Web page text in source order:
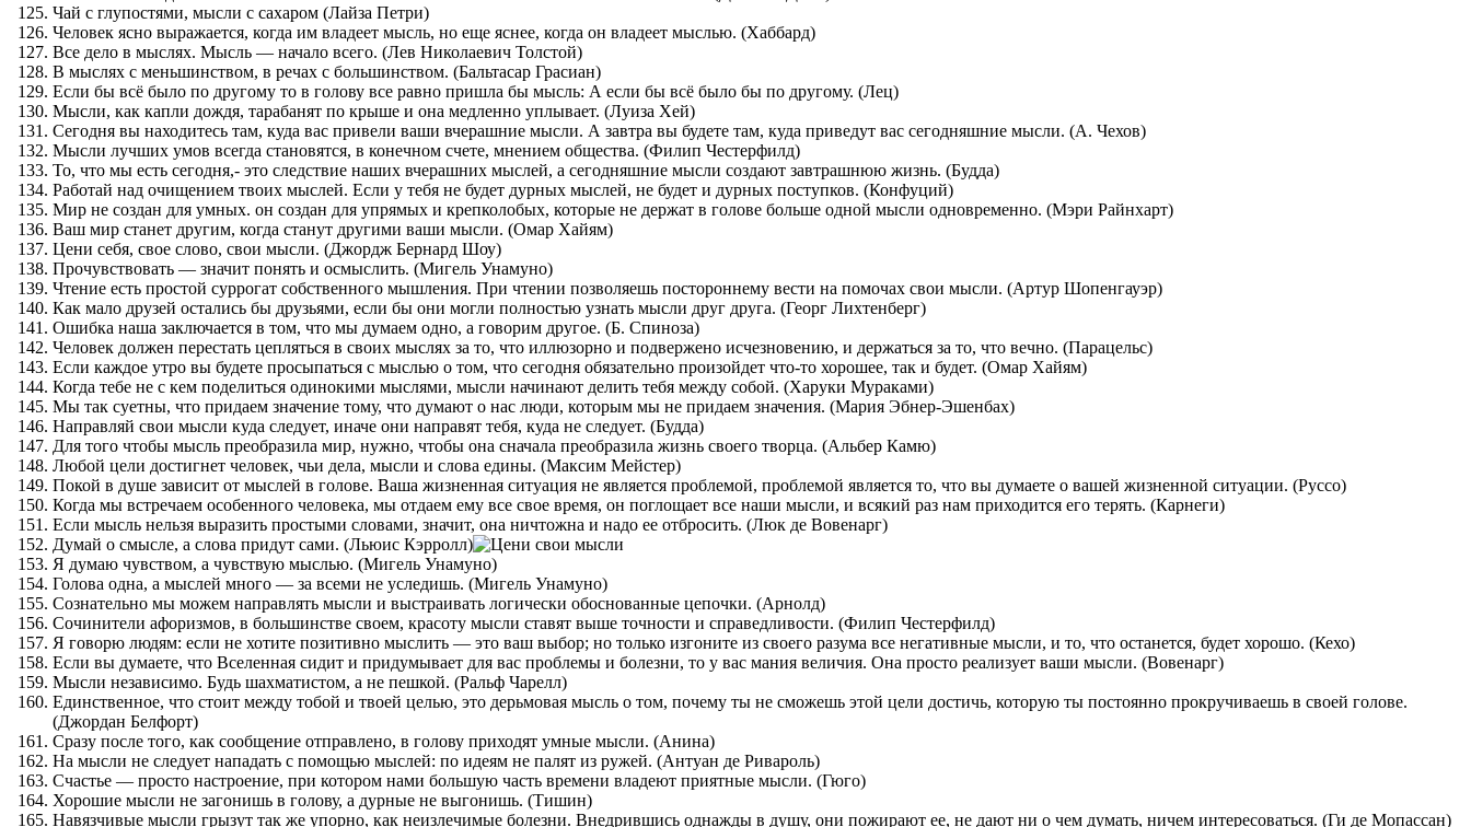
Чай с глупостями, мысли с сахаром (Лайза Петри)
Человек ясно выражается, когда им владеет мысль, но еще яснее, когда он владеет мыслью. (Хаббард)
Все дело в мыслях. Мысль — начало всего. (Лев Николаевич Толстой)
В мыслях с меньшинством, в речах с большинством. (Бальтасар Грасиан)
Если бы всё было по другому то в голову все равно пришла бы мысль: А если бы всё было бы по другому. (Лец)
Мысли, как капли дождя, тарабанят по крыше и она медленно уплывает. (Луиза Хей)
Сегодня вы находитесь там, куда вас привели ваши вчерашние мысли. А завтра вы будете там, куда приведут вас сегодняшние мысли. (А. Чехов)
Мысли лучших умов всегда становятся, в конечном счете, мнением общества. (Филип Честерфилд)
То, что мы есть сегодня,- это следствие наших вчерашних мыслей, а сегодняшние мысли создают завтрашнюю жизнь. (Будда)
‎Работай над очищением твоих мыслей. Если у тебя не будет дурных мыслей, не будет и дурных поступков. (Конфуций)
Мир не создан для умных. он создан для упрямых и крепколобых, которые не держат в голове больше одной мысли одновременно. (Мэри Райнхарт)
Ваш мир станет другим, когда станут другими ваши мысли. (Омар Хайям)
Цени себя, свое слово, свои мысли. (Джордж Бернард Шоу)
Прочувствовать — значит понять и осмыслить. (Мигель Унамуно)
Чтение есть простой суррогат собственного мышления. При чтении позволяешь постороннему вести на помочах свои мысли. (Артур Шопенгауэр)
Как мало друзей остались бы друзьями, если бы они могли полностью узнать мысли друг друга. (Георг Лихтенберг)
Ошибка наша заключается в том, что мы думаем одно, а говорим другое. (Б. Спиноза)
Человек должен перестать цепляться в своих мыслях за то, что иллюзорно и подвержено исчезновению, и держаться за то, что вечно. (Парацельс)
Если каждое утро вы будете просыпаться с мыслью о том, что сегодня обязательно произойдет что-то хорошее, так и будет. (Омар Хайям)
Когда тебе не с кем поделиться одинокими мыслями, мысли начинают делить тебя между собой. (Харуки Мураками)
Мы так суетны, что придаем значение тому, что думают о нас люди, которым мы не придаем значения. (Мария Эбнер-Эшенбах)
Направляй свои мысли куда следует, иначе они направят тебя, куда не следует. (Будда)
Для того чтобы мысль преобразила мир, нужно, чтобы она сначала преобразила жизнь своего творца. (Альбер Камю)
Любой цели достигнет человек, чьи дела, мысли и слова едины. (Максим Мейстер)
Покой в душе зависит от мыслей в голове. Ваша жизненная ситуация не является проблемой, проблемой является то, что вы думаете о вашей жизненной ситуации. (Руссо)
Когда мы встречаем особенного человека, мы отдаем ему все свое время, он поглощает все наши мысли, и всякий раз нам приходится его терять. (Карнеги)
Если мысль нельзя выразить простыми словами, значит, она ничтожна и надо ее отбросить. (Люк де Вовенарг)
Думай о смысле, а слова придут сами. (Льюис Кэрролл)
Я думаю чувством, а чувствую мыслью. (Мигель Унамуно)
Голова одна, а мыслей много — за всеми не уследишь. (Мигель Унамуно)
Сознательно мы можем направлять мысли и выстраивать логически обоснованные цепочки. (Арнолд)
Сочинители афоризмов, в большинстве своем, красоту мысли ставят выше точности и справедливости. (Филип Честерфилд)
Я говорю людям: если не хотите позитивно мыслить — это ваш выбор; но только изгоните из своего разума все негативные мысли, и то, что останется, будет хорошо. (Кехо)
Если вы думаете, что Вселенная сидит и придумывает для вас проблемы и болезни, то у вас мания величия. Она просто реализует ваши мысли. (Вовенарг)
Мысли независимо. Будь шахматистом, а не пешкой. (Ральф Чарелл)
Единственное, что стоит между тобой и твоей целью, это дерьмовая мысль о том, почему ты не сможешь этой цели достичь, которую ты постоянно прокручиваешь в своей голове.
(Джордан Белфорт)
Сразу после того, как сообщение отправлено, в голову приходят умные мысли. (Анина)
На мысли не следует нападать с помощью мыслей: по идеям не палят из ружей. (Антуан де Ривароль)
Счастье — просто настроение, при котором нами большую часть времени владеют приятные мысли. (Гюго)
Хорошие мысли не загонишь в голову, а дурные не выгонишь. (Тишин)
Навязчивые мысли грызут так же упорно, как неизлечимые болезни. Внедрившись однажды в душу, они пожирают ее, не дают ни о чем думать, ничем интересоваться. (Ги де Мопассан)